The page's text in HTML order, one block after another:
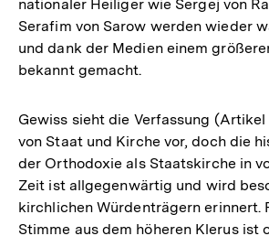
nationaler Heiliger wie Sergej von
Serafim von Sarow werden wieder
und dank der Medien einem
bekannt gemacht.
Gewiss sieht die Verfassung (Artikel
von Staat und Kirche vor, doch die
der Orthodoxie als Staatskirche in
Zeit ist allgegenwärtig und wird
kirchlichen Würdenträgern erinnert.
Stimme aus dem höheren Klerus ist